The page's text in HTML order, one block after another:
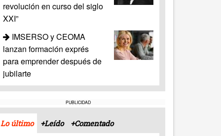
revolución en curso del siglo
XXI”
IMSERSO y CEOMA
lanzan formación exprés
para emprender después de
jubilarte
PUBLICIDAD
Lo último +Leído +Comentado